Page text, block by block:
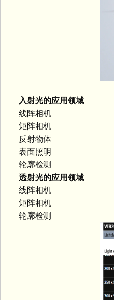
入射光的应用领域
线阵相机
矩阵相机
反射物体
表面照明
轮廓检测
透射光的应用领域
线阵相机
矩阵相机
轮廓检测